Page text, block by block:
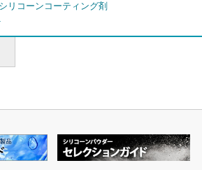
リコーンコーティング剤